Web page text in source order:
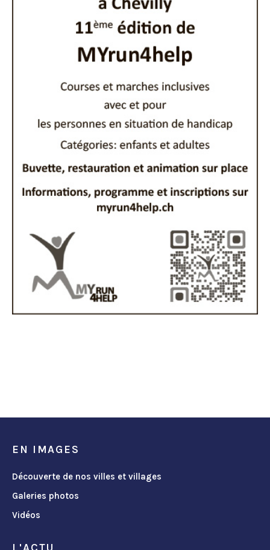
EN IMAGES
Découverte de nos villes et villages
Galeries photos
Vidéos